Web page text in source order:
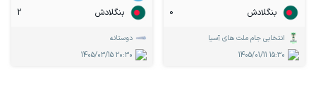
بنگلادش
0
انتخابی جام ملت های آسیا
1405/01/11 15:30
بنگلادش
2
دوستانه
1405/03/15 20:30